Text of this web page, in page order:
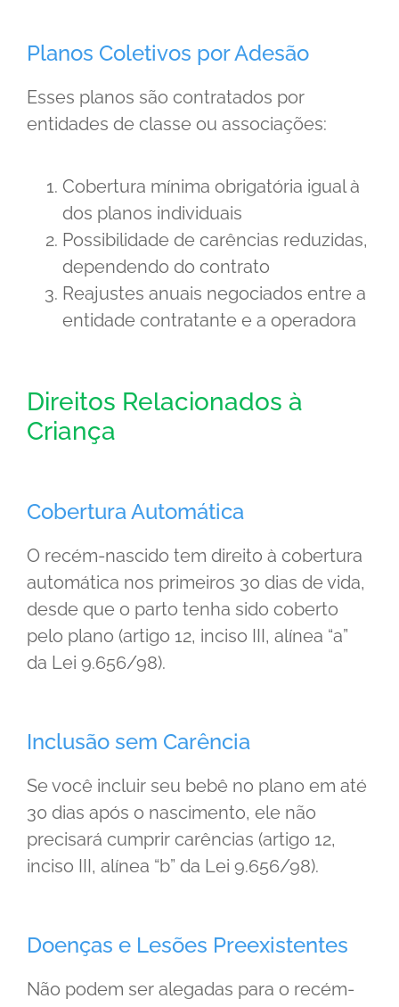
Planos Coletivos por Adesão
Esses planos são contratados por
entidades de classe ou associações:
Cobertura mínima obrigatória igual à
dos planos individuais
Possibilidade de carências reduzidas,
dependendo do contrato
Reajustes anuais negociados entre a
entidade contratante e a operadora
Direitos Relacionados à
Criança
Cobertura Automática
O recém-nascido tem direito à cobertura
automática nos primeiros 30 dias de vida,
desde que o parto tenha sido coberto
pelo plano (artigo 12, inciso III, alínea “a”
da Lei 9.656/98).
Inclusão sem Carência
Se você incluir seu bebê no plano em até
30 dias após o nascimento, ele não
precisará cumprir carências (artigo 12,
inciso III, alínea “b” da Lei 9.656/98).
Doenças e Lesões Preexistentes
Não podem ser alegadas para o recém-